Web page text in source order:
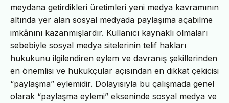
meydana getirdikleri üretimleri yeni medya kavramının
altında yer alan sosyal medyada paylaşıma açabilme
imkânını kazanmışlardır. Kullanıcı kaynaklı olmaları
sebebiyle sosyal medya sitelerinin telif hakları
hukukunu ilgilendiren eylem ve davranış şekillerinden
en önemlisi ve hukukçular açısından en dikkat çekicisi
“paylaşma” eylemidir. Dolayısıyla bu çalışmada genel
olarak “paylaşma eylemi” ekseninde sosyal medya ve